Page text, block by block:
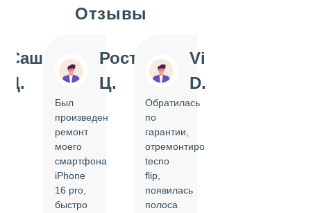
Отзывы
Саша
Д.
Ростислав
Ц.
Был
произведен
ремонт
моего
смартфона
iPhone
16 pro,
быстро
Vi
D.
Обратилась
по
гарантии,
отремонтировать
tecno
flip,
появилась
полоса